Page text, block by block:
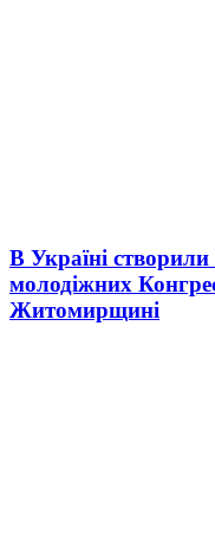
В Україні
молодіжних
Житомирщині